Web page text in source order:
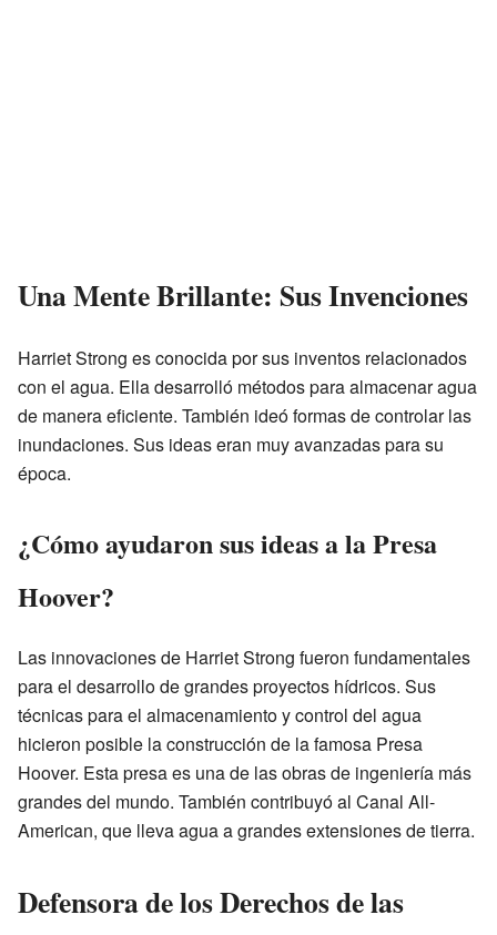
Una Mente Brillante: Sus Invenciones
Harriet Strong es conocida por sus inventos relacionados
con el agua. Ella desarrolló métodos para almacenar agua
de manera eficiente. También ideó formas de controlar las
inundaciones. Sus ideas eran muy avanzadas para su
época.
¿Cómo ayudaron sus ideas a la Presa
Hoover?
Las innovaciones de Harriet Strong fueron fundamentales
para el desarrollo de grandes proyectos hídricos. Sus
técnicas para el almacenamiento y control del agua
hicieron posible la construcción de la famosa Presa
Hoover. Esta presa es una de las obras de ingeniería más
grandes del mundo. También contribuyó al Canal All-
American, que lleva agua a grandes extensiones de tierra.
Defensora de los Derechos de las